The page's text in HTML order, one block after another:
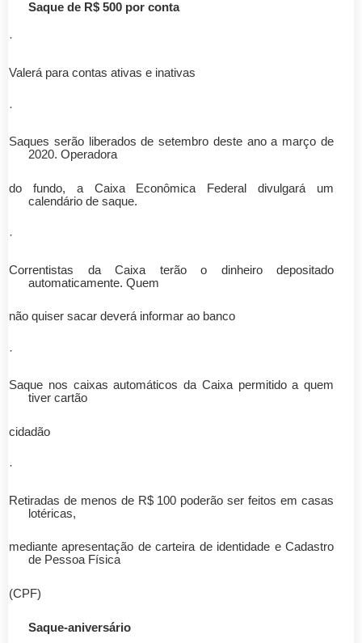
Saque de R$ 500 por conta
·
Valerá para contas ativas e inativas
·
Saques serão liberados de setembro deste ano a março de
2020. Operadora
do fundo, a Caixa Econômica Federal divulgará um
calendário de saque.
·
Correntistas da Caixa terão o dinheiro depositado
automaticamente. Quem
não quiser sacar deverá informar ao banco
·
Saque nos caixas automáticos da Caixa permitido a quem
tiver cartão
cidadão
·
Retiradas de menos de R$ 100 poderão ser feitos em casas
lotéricas,
mediante apresentação de carteira de identidade e Cadastro
de Pessoa Física
(CPF)
Saque-aniversário